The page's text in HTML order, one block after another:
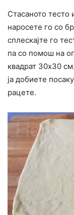
Стасаното
наросете го со
сплескајте го
па со помош на
квадрат 30х30
ја добиете
рацете.